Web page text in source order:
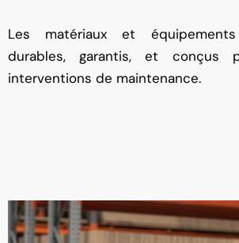
Les matériaux et
durables, garantis, et conçus
interventions de maintenance.